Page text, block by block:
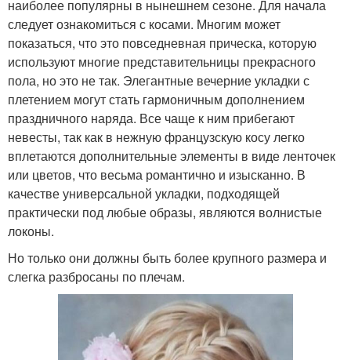
наиболее популярны в нынешнем сезоне. Для начала
следует ознакомиться с косами. Многим может
показаться, что это повседневная прическа, которую
используют многие представительницы прекрасного
пола, но это не так. Элегантные вечерние укладки с
плетением могут стать гармоничным дополнением
праздничного наряда. Все чаще к ним прибегают
невесты, так как в нежную французскую косу легко
вплетаются дополнительные элементы в виде ленточек
или цветов, что весьма романтично и изысканно. В
качестве универсальной укладки, подходящей
практически под любые образы, являются волнистые
локоны.
Но только они должны быть более крупного размера и
слегка разбросаны по плечам.